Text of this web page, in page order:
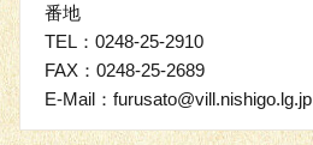
番地
TEL：0248-25-2910
FAX：0248-25-2689
E-Mail：furusato@vill.nishigo.lg.jp